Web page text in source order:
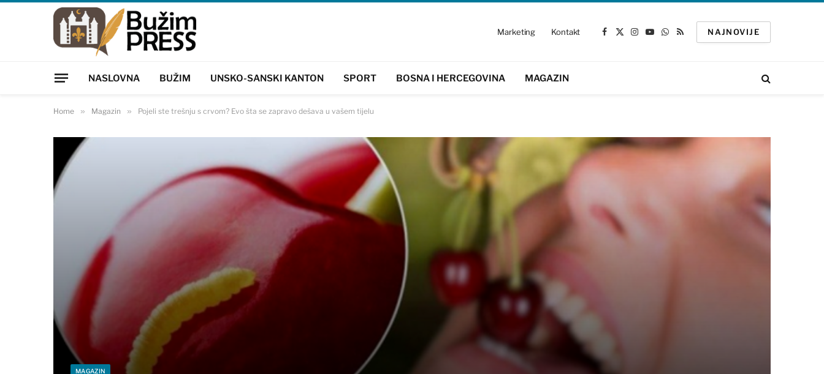
Marketing Kontakt
Facebook
X
Instagram
YouTube
WhatsApp
RSS
NAJNOVIJE
NASLOVNA BUŽIM UNSKO-SANSKI KANTON SPORT BOSNA I HERCEGOVINA MAGAZIN
Home » Magazin » Pojeli ste trešnju s crvom? Evo šta se zapravo dešava u vašem tijelu
MAGAZIN